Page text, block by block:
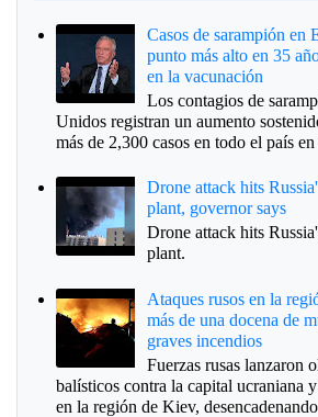
Casos de sarampión en
punto más alto en 35
en la vacunación
Los contagios de
Unidos registran un aumento
más de 2,300 casos en todo el país
Drone attack hits
plant, governor says
Drone attack hits
plant.
Ataques rusos en la
más de una docena de
graves incendios
Fuerzas rusas lanzaron
balísticos contra la capital ucraniana
en la región de Kiev,